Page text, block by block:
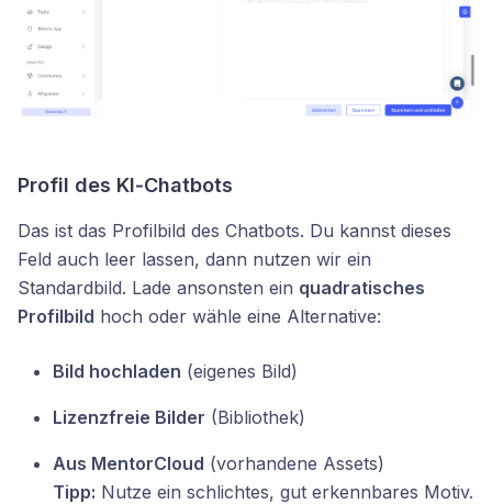
Profil des KI‑Chatbots
Das ist das Profilbild des Chatbots. Du kannst dieses
Feld auch leer lassen, dann nutzen wir ein
Standardbild. Lade ansonsten ein quadratisches
Profilbild hoch oder wähle eine Alternative:
Bild hochladen (eigenes Bild)
Lizenzfreie Bilder (Bibliothek)
Aus MentorCloud (vorhandene Assets)
Tipp: Nutze ein schlichtes, gut erkennbares Motiv.